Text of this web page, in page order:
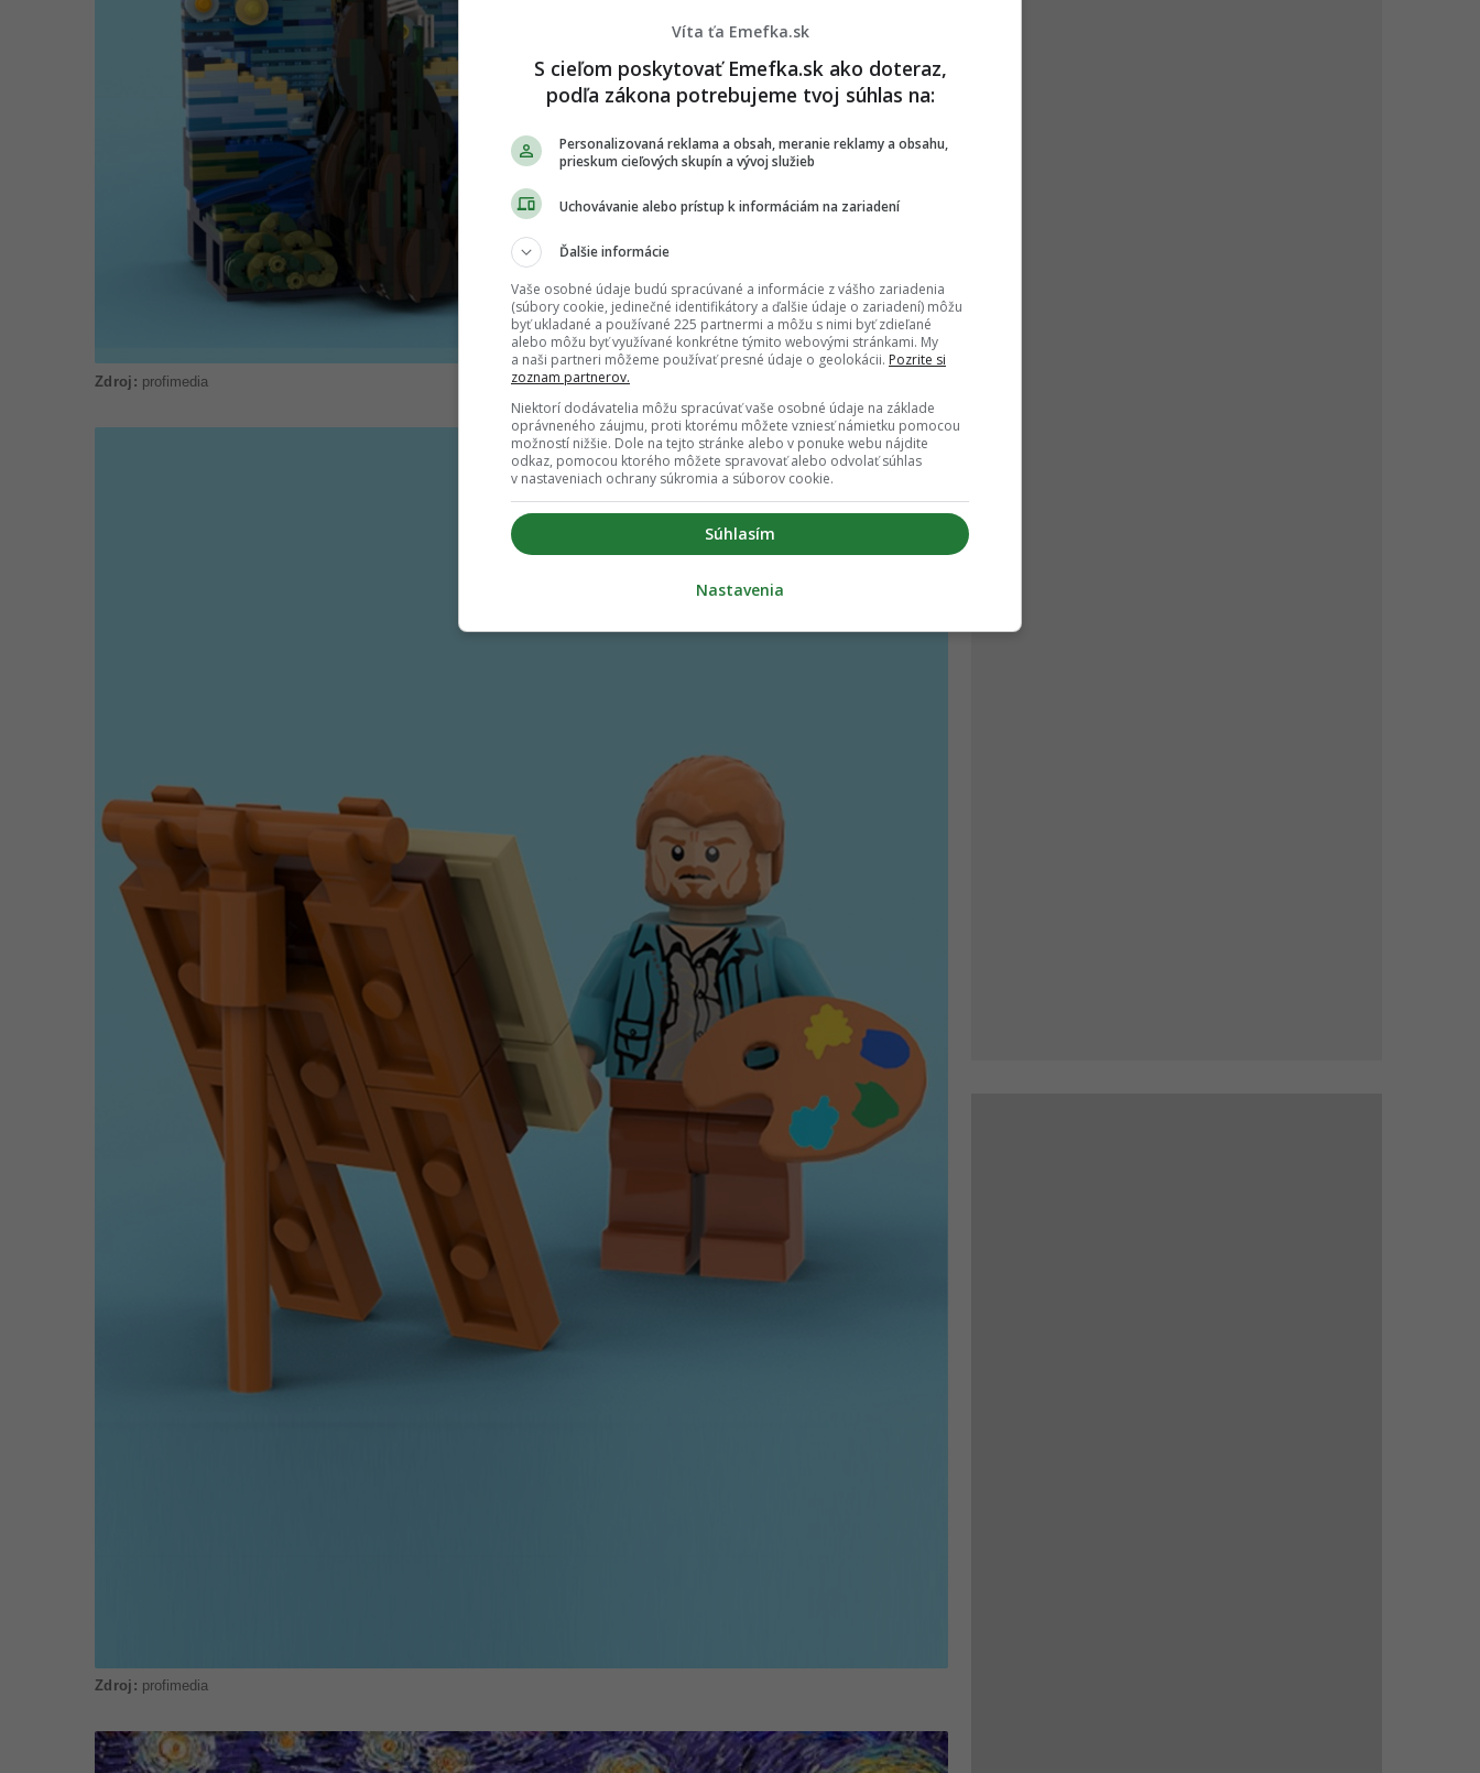
profimedia
profimedia
Víta ťa Emefka.sk
S cieľom poskytovať Emefka.sk ako doteraz,
podľa zákona potrebujeme tvoj súhlas na:
Personalizovaná reklama a obsah, meranie reklamy a obsahu,
prieskum cieľových skupín a vývoj služieb
Uchovávanie alebo prístup k informáciám na zariadení
Ďalšie informácie
Vaše osobné údaje budú spracúvané a informácie z vášho zariadenia
(súbory cookie, jedinečné identifikátory a ďalšie údaje o zariadení) môžu
byť ukladané a používané 225 partnermi a môžu s nimi byť zdieľané
alebo môžu byť využívané konkrétne týmito webovými stránkami. My
a naši partneri môžeme používať presné údaje o geolokácii. Pozrite si
zoznam partnerov.
Niektorí dodávatelia môžu spracúvať vaše osobné údaje na základe
oprávneného záujmu, proti ktorému môžete vzniesť námietku pomocou
možností nižšie. Dole na tejto stránke alebo v ponuke webu nájdite
odkaz, pomocou ktorého môžete spravovať alebo odvolať súhlas
v nastaveniach ochrany súkromia a súborov cookie.
Súhlasím
Nastavenia